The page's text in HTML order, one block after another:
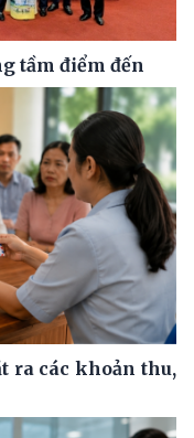
tầm điểm đến
ra các khoản thu,